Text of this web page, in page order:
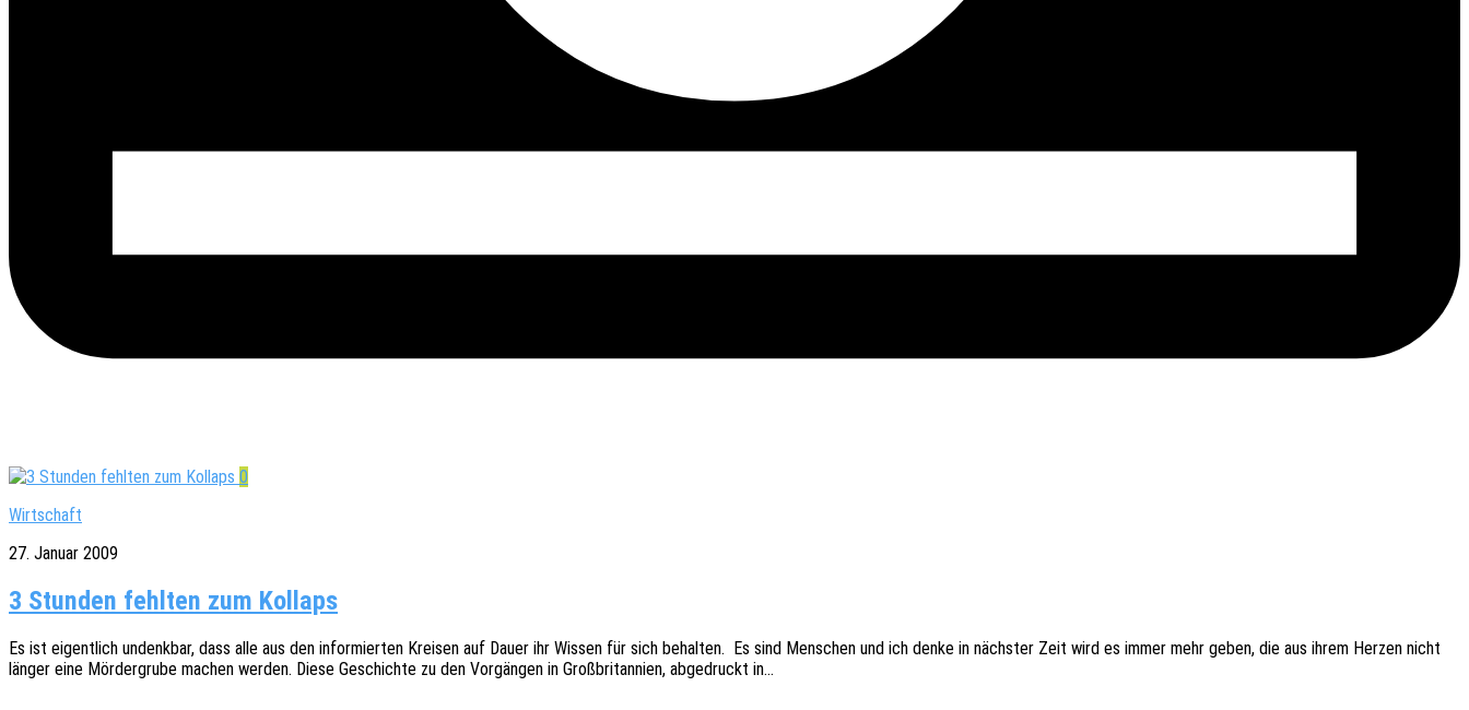
0
Wirtschaft
27. Januar 2009
3 Stunden fehlten zum Kollaps
Es ist eigent­lich undenk­bar, dass alle aus den infor­mier­ten Krei­sen auf Dauer ihr Wissen für sich behal­ten. Es sind Menschen und ich denke in nächs­ter Zeit wird es immer mehr geben, die aus ihrem Herzen nicht
länger eine Mörder­gru­be machen werden. Diese Geschich­te zu den Vorgän­gen in Groß­bri­tan­ni­en, abge­druckt in…